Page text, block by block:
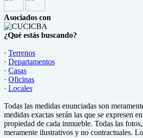
Asociados con
¿Qué estás buscando?
· Terrenos
· Departamentos
· Casas
· Oficinas
· Locales
Todas las medidas enunciadas son
medidas exactas serán las que se expresen
propiedad de cada inmueble. Todas las
meramente ilustrativos y no contractuales.